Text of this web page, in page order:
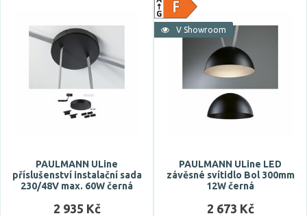
Šířka
PAULMANN ULine
příslušenství instalační sada
230/48V max. 60W černá
2 935 Kč
V Showroom
PAULMANN ULine LED
závěsné svítidlo Bol 300mm
12W černá
2 673 Kč